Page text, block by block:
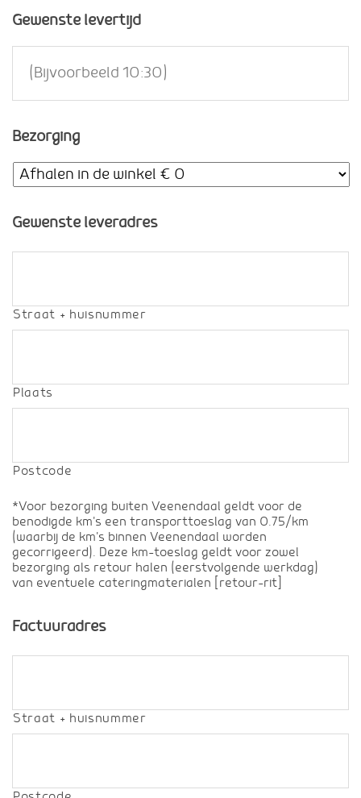
Gewenste levertijd
Bezorging
Gewenste leveradres
Straat + huisnummer
Plaats
Postcode
*Voor bezorging buiten Veenendaal geldt voor de
benodigde km's een transporttoeslag van 0.75/km
(waarbij de km's binnen Veenendaal worden
gecorrigeerd). Deze km-toeslag geldt voor zowel
bezorging als retour halen (eerstvolgende werkdag)
van eventuele cateringmaterialen [retour-rit]
Factuuradres
Straat + huisnummer